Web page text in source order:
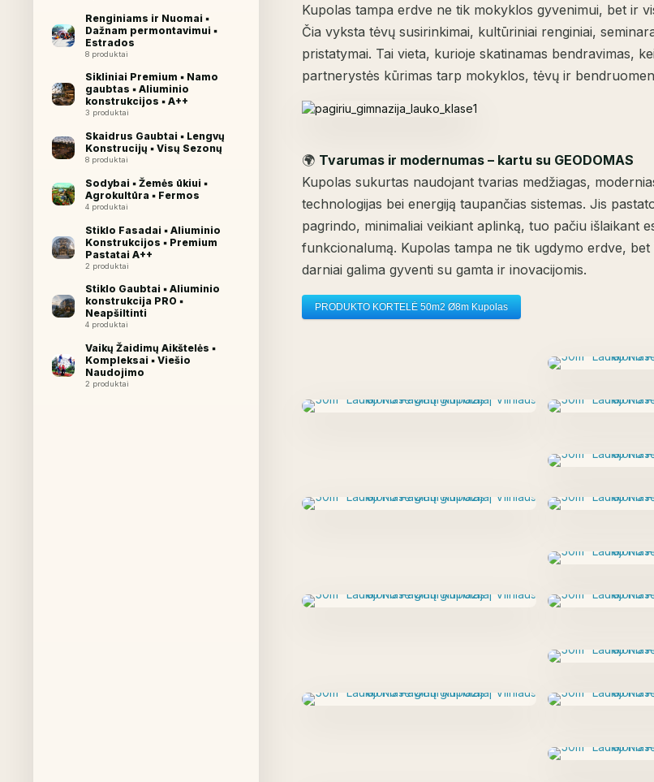
Renginiams ir Nuomai ▪︎
Dažnam permontavimui ▪︎
Estrados
8 produktai
Sikliniai Premium ▪︎ Namo
gaubtas ▪︎ Aliuminio
konstrukcijos ▪︎ A++
3 produktai
Skaidrus Gaubtai ▪︎ Lengvų
Konstrucijų ▪︎ Visų Sezonų
8 produktai
Sodybai ▪︎ Žemės ūkiui ▪︎
Agrokultūra ▪︎ Fermos
4 produktai
Stiklo Fasadai ▪︎ Aliuminio
Konstrukcijos ▪︎ Premium
Pastatai A++
2 produktai
Stiklo Gaubtai ▪︎ Aliuminio
konstrukcija PRO ▪︎
Neapšiltinti
4 produktai
Vaikų Žaidimų Aikštelės ▪︎
Kompleksai ▪︎ Viešio
Naudojimo
2 produktai
Kupolas tampa erdve ne tik mokyklos gyvenimui, bet ir
Čia vyksta tėvų susirinkimai, kultūriniai renginiai,
pristatymai. Tai vieta, kurioje skatinamas bendravimas,
partnerystės kūrimas tarp mokyklos, tėvų ir
🌍 Tvarumas ir modernumas – kartu su GEODOMAS
Kupolas sukurtas naudojant tvarias medžiagas,
technologijas bei energiją taupančias sistemas. Jis
pagrindo, minimaliai veikiant aplinką, tuo pačiu išlaikant
funkcionalumą. Kupolas tampa ne tik ugdymo erdve,
darniai galima gyventi su gamta ir inovacijomis.
PRODUKTO KORTELĖ 50m2 Ø8m Kupolas